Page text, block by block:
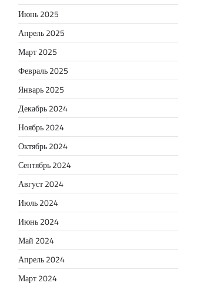
Июнь 2025
Апрель 2025
Март 2025
Февраль 2025
Январь 2025
Декабрь 2024
Ноябрь 2024
Октябрь 2024
Сентябрь 2024
Август 2024
Июль 2024
Июнь 2024
Май 2024
Апрель 2024
Март 2024